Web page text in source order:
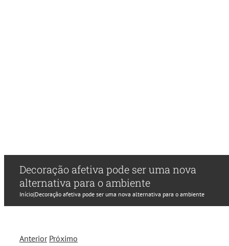
Decoração afetiva pode ser uma nova
alternativa para o ambiente
Início|Decoração afetiva pode ser uma nova alternativa para o ambiente
Anterior Próximo